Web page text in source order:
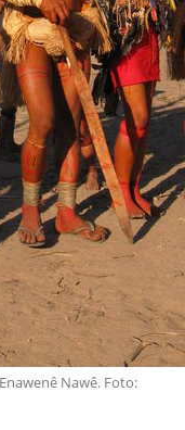
Nawê. Foto: